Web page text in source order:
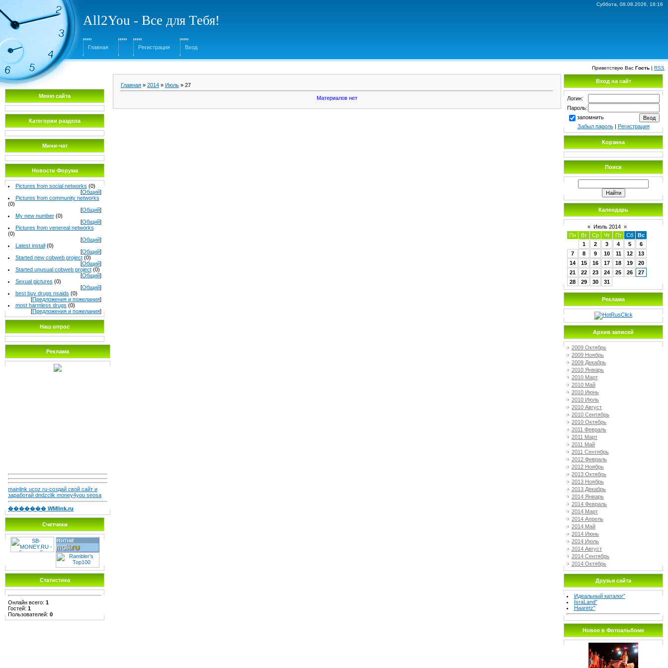
Суббота, 08.08.2026, 18:16
All2You - Все для Тебя!
Главная Регистрация Вход
Приветствую Вас Гость | RSS
Меню сайта
Категории раздела
Мини-чат
Новости Форума
Pictures from social networks (0)
[Общий]
Pictures from community networks
(0)
[Общий]
My new number (0)
[Общий]
Pictures from venereal networks
(0)
[Общий]
Latest install (0)
[Общий]
Started new cobweb project (0)
[Общий]
Started unusual cobweb project (0)
[Общий]
Sexual pictures (0)
[Общий]
best buy drugs nsaids (0)
[Предложения и пожелания]
most harmless drugs (0)
[Предложения и пожелания]
Наш опрос
Реклама
mainlink ucoz ru-создай свой сайт и
заработай dndzclik money4you seosa
������� WMlink.ru
Счетчики
Статистика
Онлайн всего: 1
Гостей: 1
Пользователей: 0
Главная » 2014 » Июль » 27
Материалов нет
Вход на сайт
Логин:
Пароль:
запомнить
Забыл пароль| Регистрация
Корзина
Поиск
Календарь
« Июль 2014 »
Пн
Вт Ср Чт Пт Сб
Вс
1
2 3 4 5
6
7
8 9 10 11 12
13
14
15 16 17 18 19
20
21
22 23 24 25 26
27
28
29 30 31
Реклама
Архив записей
2009 Октябрь
2009 Ноябрь
2009 Декабрь
2010 Январь
2010 Март
2010 Май
2010 Июнь
2010 Июль
2010 Август
2010 Сентябрь
2010 Октябрь
2011 Февраль
2011 Март
2011 Май
2011 Сентябрь
2012 Февраль
2012 Ноябрь
2013 Октябрь
2013 Ноябрь
2013 Декабрь
2014 Январь
2014 Февраль
2014 Март
2014 Апрель
2014 Май
2014 Июнь
2014 Июль
2014 Август
2014 Сентябрь
2014 Октябрь
Друзья сайта
Идеальный каталог"
IsraLand"
Haaretz"
Новое в Фотоальбоме